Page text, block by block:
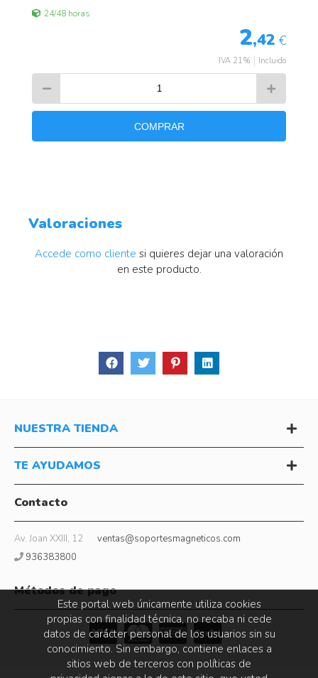
24/48 horas
2,42 €
IVA 21% Incluido
COMPRAR
Valoraciones
Accede como cliente si quieres dejar una valoración
en este producto.
NUESTRA TIENDA
TE AYUDAMOS
Contacto
Av. Joan XXIII, 12
ventas@soportesmagneticos.com
936383800
Métodos de pago
Este portal web únicamente utiliza cookies
propias con finalidad técnica, no recaba ni cede
datos de carácter personal de los usuarios sin su
conocimiento. Sin embargo, contiene enlaces a
sitios web de terceros con políticas de